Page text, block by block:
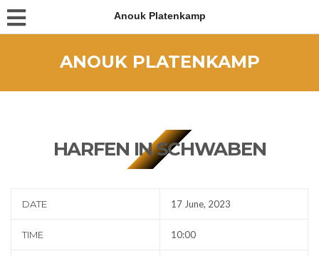
Anouk Platenkamp
ANOUK PLATENKAMP
HARFEN IN SCHWABEN
DATE 17 June, 2023
TIME 10:00